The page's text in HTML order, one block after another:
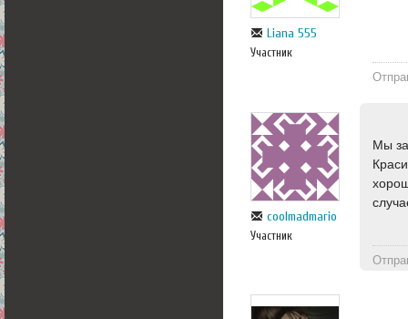
Liana 555
Участник
coolmadmario
Участник
Мы